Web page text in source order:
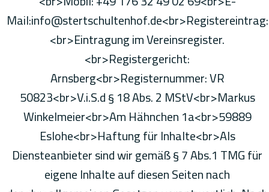
Mail:info@stertschultenhof.de<br>Registereintrag:
<br>Eintragung im Vereinsregister.
<br>Registergericht:
Arnsberg<br>Registernummer: VR
50823<br>V.i.S.d § 18 Abs. 2 MStV<br>Markus
Winkelmeier<br>Am Hähnchen 1a<br>59889
Eslohe<br>Haftung für Inhalte<br>Als
Diensteanbieter sind wir gemäß § 7 Abs.1 TMG für
eigene Inhalte auf diesen Seiten nach